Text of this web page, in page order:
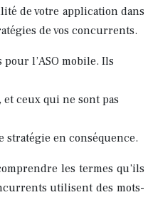
de votre application dans
de vos concurrents.
l’ASO mobile. Ils
ceux qui ne sont pas
stratégie en conséquence.
les termes qu’ils
utilisent des mots-